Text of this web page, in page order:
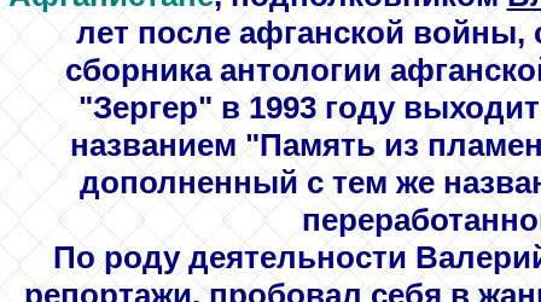
лет после афганской войны,
сборника антологии
"Зергер" в 1993 году
названием "Память из
дополненный с тем же
По роду деятельности